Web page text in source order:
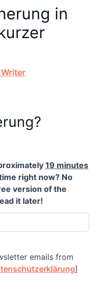
in
19 minutes
right now? No
version of the
it later!
emails from
]